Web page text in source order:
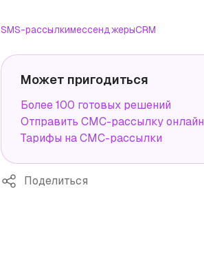
SMS-рассылкимессенджерыCRM
Может пригодиться
Более 100 готовых решений
Отправить СМС-рассылку онлайн
Тарифы на СМС-рассылки
Поделиться